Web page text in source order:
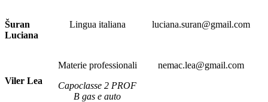
Šuran
Luciana
Lingua italiana luciana.suran@gmail.com
Viler Lea
Materie professionali
Capoclasse 2 PROF
B gas e auto
nemac.lea@gmail.com